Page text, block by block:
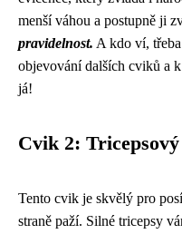
menší váhou a postupně ji
pravidelnost. A kdo ví,
objevování dalších cviků a
já!
Cvik 2:
Tento cvik je skvělý pro
straně paží. Silné tricepsy